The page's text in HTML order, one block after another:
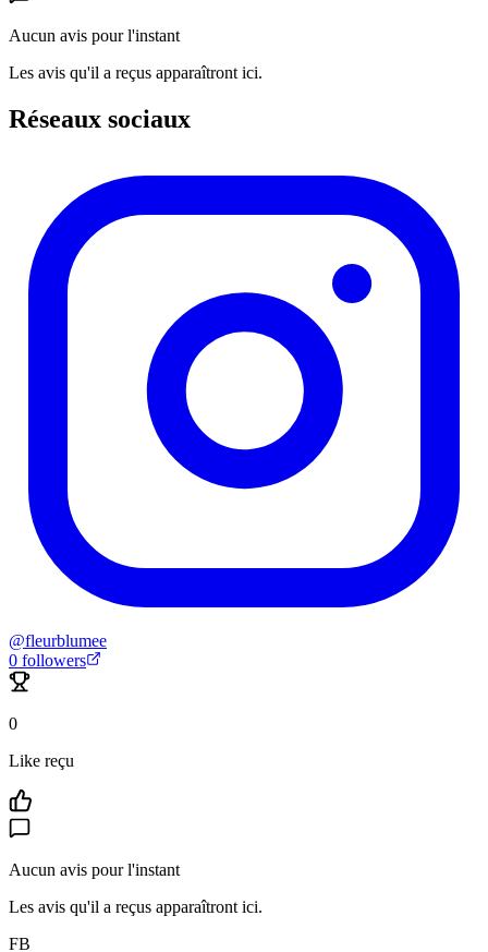
Aucun avis pour l'instant
Les avis qu'il a reçus apparaîtront ici.
Réseaux sociaux
@fleurblumee
0 followers
0
Like reçu
Aucun avis pour l'instant
Les avis qu'il a reçus apparaîtront ici.
FB